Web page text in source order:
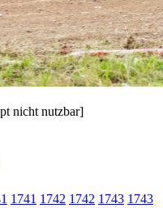
nicht nutzbar]
1741 1742 1742 1743 1743